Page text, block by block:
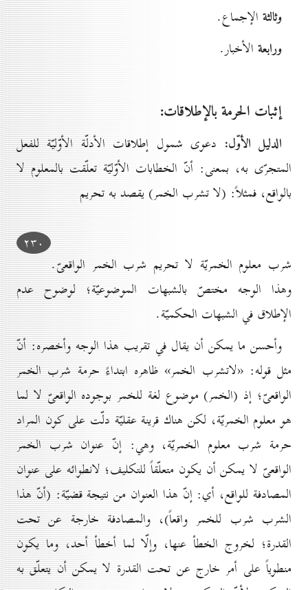
وثالثة الإجماع.
ورابعة الأخبار.
إثبات الحرمة بالإطلاقات:
الدليل الأوّل: دعوى شمول إطلاقات الأدلّة الأوّليّة للفعل
المتجرّى به، بمعنى: أنّ الخطابات الأوّليّة تعلّقت بالمعلوم لا
بالواقع، فمثلاً: (لا تشرب الخمر) يقصد به تحريم
۲۳٠
شرب معلوم الخمريّة لا تحريم شرب الخمر الواقعىّ.
وهذا الوجه مختصّ بالشبهات الموضوعيّة؛ لوضوح عدم
الإطلاق في الشبهات الحكميّة.
وأحسن ما يمكن أن يقال في تقريب هذا الوجه وأخصره: أنّ
مثل قوله: «لاتشرب الخمر» ظاهره ابتداءً حرمة شرب الخمر
الواقعىّ؛ إذ (الخمر) موضوع لغة للخمر بوجوده الواقعىّ لا لما
هو معلوم الخمريّة، لكن هناك قرينة عقليّة دلّت على كون المراد
حرمة شرب معلوم الخمريّة، وهي: إنّ عنوان شرب الخمر
الواقعىّ لا يمكن أن يكون متعلّقاً للتكليف؛ لانطوائه على عنوان
المصادفة للواقع، أي: إنّ هذا العنوان من نتيجة قضيّة: (أنّ هذا
الشرب شرب للخمر واقعاً)، والمصادفة خارجة عن تحت
القدرة؛ لخروج الخطأ عنها، وإلّا لما أخطأ أحد، وما يكون
منطوياً على أمر خارج عن تحت القدرة لا يمكن أن يتعلّق به